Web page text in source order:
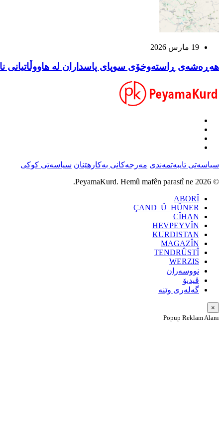
19 مارس 2026
هەڕەشەی ڕاستەوخۆی سوپای پاسداران لە هاووڵاتیانی
سیاسەتی تایبەتمەندی مەرجەکانی بەکارهێنان سیاسەتی کوکی
© 2026 PeyamaKurd. Hemû mafên parastî ne.
ABORÎ
ÇAND_Û_HÛNER
CÎHAN
HEVPEYVÎN
KURDISTAN
MAGAZÎN
TENDRÛSTÎ
WERZIS
نووسەران
ڤیدیۆ
گەلەری وێنە
×
Popup Reklam Alanı